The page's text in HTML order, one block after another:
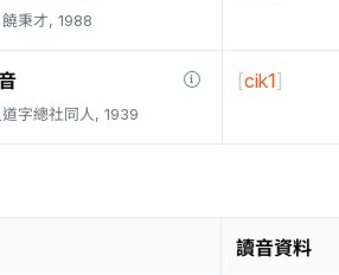
秉才, 1988
字總社同人, 1939
[cik1]
讀音資料